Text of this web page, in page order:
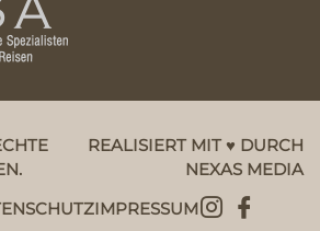
REALISIERT MIT ♥ DURCH
NEXAS MEDIA
IMPRESSUM